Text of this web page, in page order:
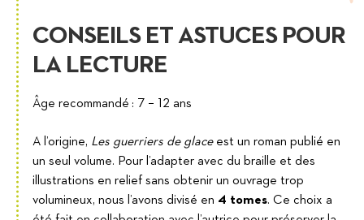
CONSEILS ET ASTUCES POUR
LA LECTURE
Âge recommandé : 7 – 12 ans
A l’origine, Les guerriers de glaceest un roman publié en
un seul volume. Pour l’adapter avec du braille et des
illustrations en relief sans obtenir un ouvrage trop
volumineux, nous l’avons divisé en 4 tomes. Ce choix a